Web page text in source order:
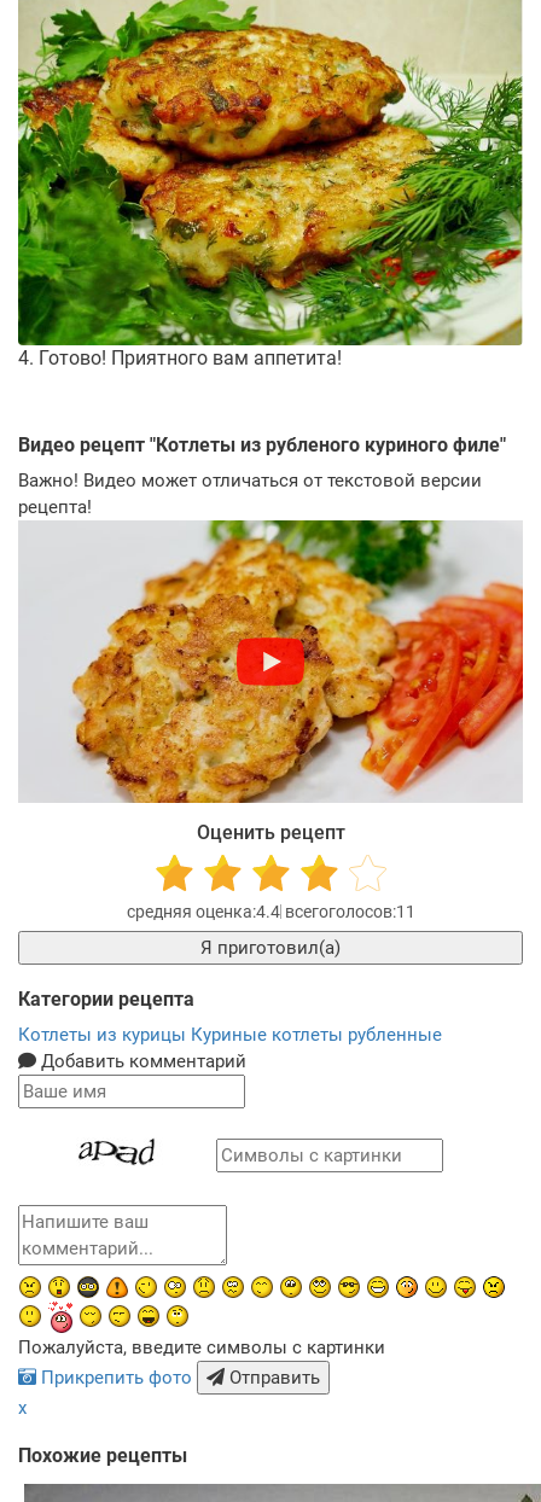
4. Готово! Приятного вам аппетита!
Видео рецепт "Котлеты из рубленого куриного филе"
Важно! Видео может отличаться от текстовой версии
рецепта!
Оценить рецепт
4.4 11
Я приготовил(а)
Категории рецепта
Котлеты из курицы Куриные котлеты рубленные
Добавить комментарий
Пожалуйста, введите символы с картинки
Прикрепить фото
Отправить
x
Похожие рецепты